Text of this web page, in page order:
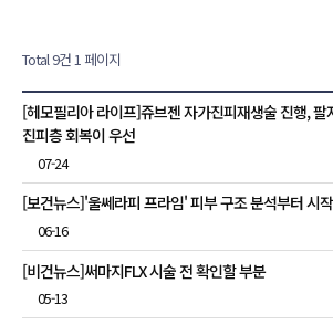
Total 9건 1 페이지
비앤미 NEWS
[헤모필리아 라이프]쥬브젠 자가진피재생술 진행,
진피층 회복이 우선
07-24
[보건뉴스]'울쎄라피 프라임' 피부 구조 분석부터 시
06-16
[비건뉴스]써마지FLX 시술 전 확인할 부분
05-13